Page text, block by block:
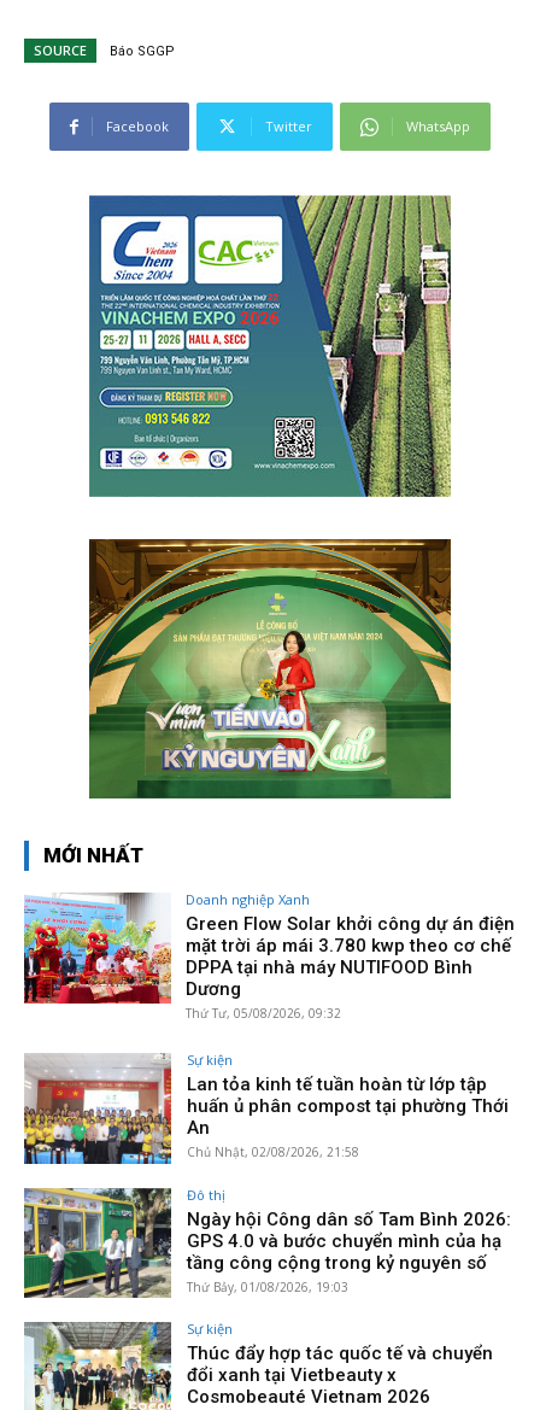
SOURCE Báo SGGP
Facebook Twitter WhatsApp
MỚI NHẤT
Doanh nghiệp Xanh
Green Flow Solar khởi công dự án điện
mặt trời áp mái 3.780 kwp theo cơ chế
DPPA tại nhà máy NUTIFOOD Bình
Dương
Thứ Tư, 05/08/2026, 09:32
Sự kiện
Lan tỏa kinh tế tuần hoàn từ lớp tập
huấn ủ phân compost tại phường Thới
An
Chủ Nhật, 02/08/2026, 21:58
Đô thị
Ngày hội Công dân số Tam Bình 2026:
GPS 4.0 và bước chuyển mình của hạ
tầng công cộng trong kỷ nguyên số
Thứ Bảy, 01/08/2026, 19:03
Sự kiện
Thúc đẩy hợp tác quốc tế và chuyển
đổi xanh tại Vietbeauty x
Cosmobeauté Vietnam 2026